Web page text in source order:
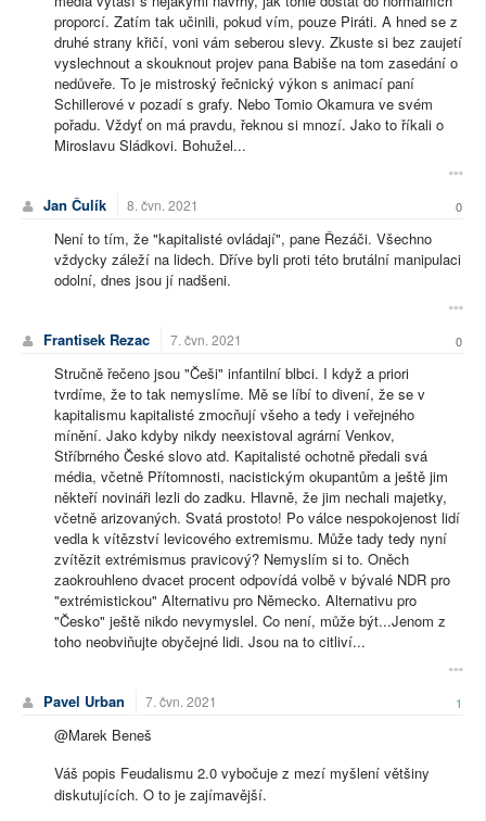
proporcí. Zatím tak učinili, pokud vím, pouze Piráti. A hned se z
druhé strany křičí, voni vám seberou slevy. Zkuste si bez zaujetí
vyslechnout a skouknout projev pana Babiše na tom zasedání o
nedůveře. To je mistroský řečnický výkon s animací paní
Schillerové v pozadí s grafy. Nebo Tomio Okamura ve svém
pořadu. Vždyť on má pravdu, řeknou si mnozí. Jako to říkali o
Miroslavu Sládkovi. Bohužel...
Jan Čulík 8. čvn. 2021 0
Není to tím, že "kapitalisté ovládají", pane Řezáči. Všechno
vždycky záleží na lidech. Dříve byli proti této brutální manipulaci
odolní, dnes jsou jí nadšeni.
Frantisek Rezac 7. čvn. 2021 0
Stručně řečeno jsou "Češi" infantilní blbci. I když a priori
tvrdíme, že to tak nemyslíme. Mě se líbí to divení, že se v
kapitalismu kapitalisté zmocňují všeho a tedy i veřejného
mínění. Jako kdyby nikdy neexistoval agrární Venkov,
Stříbrného České slovo atd. Kapitalisté ochotně předali svá
média, včetně Přítomnosti, nacistickým okupantům a ještě jim
někteří novináři lezli do zadku. Hlavně, že jim nechali majetky,
včetně arizovaných. Svatá prostoto! Po válce nespokojenost lidí
vedla k vítězství levicového extremismu. Může tady tedy nyní
zvítězit extrémismus pravicový? Nemyslím si to. Oněch
zaokrouhleno dvacet procent odpovídá volbě v bývalé NDR pro
"extrémistickou" Alternativu pro Německo. Alternativu pro
"Česko" ještě nikdo nevymyslel. Co není, může být...Jenom z
toho neobviňujte obyčejné lidi. Jsou na to citliví...
Pavel Urban 7. čvn. 2021 1
@Marek Beneš
Váš popis Feudalismu 2.0 vybočuje z mezí myšlení většiny
diskutujících. O to je zajímavější.